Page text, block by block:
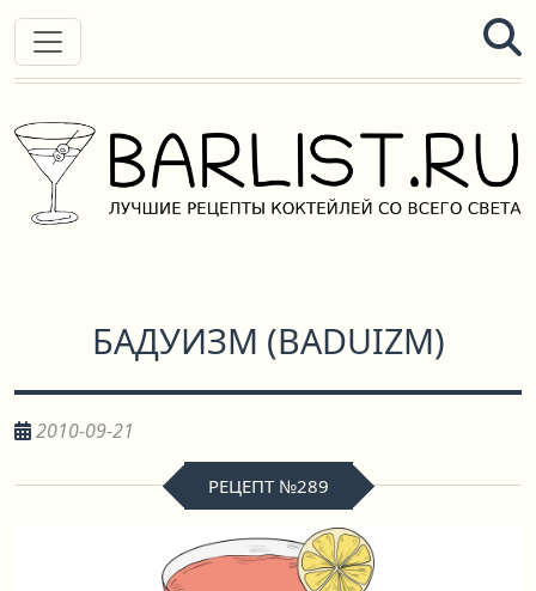
БАДУИЗМ (BADUIZM)
2010-09-21
РЕЦЕПТ №289